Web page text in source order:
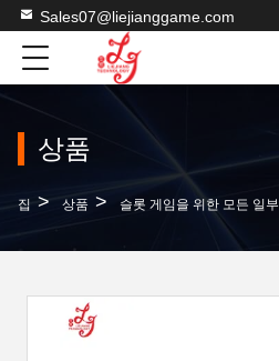
Sales07@liejianggame.com
상품
집 > 상품 > 슬롯 게임을 위한 모든 일부